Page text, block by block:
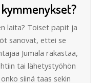
laita? Toiset papit ja
sanovat, ettei se
Jumala rakastaa,
tai lähetystyöhön
siinä taas sekin